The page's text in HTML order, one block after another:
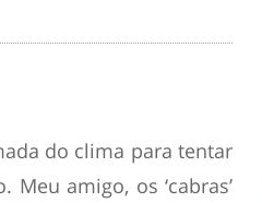
do clima para tentar
Meu amigo, os ‘cabras’